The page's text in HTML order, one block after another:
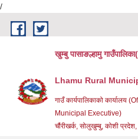
/
Skip to main content
खुम्बु पासाङल्हामु
Lhamu Rural
गाउँ कार्यपालिकाको कार्यालय
Municipal Executive)
चौंरीखर्क, सोलुखुम्बु, कोशी